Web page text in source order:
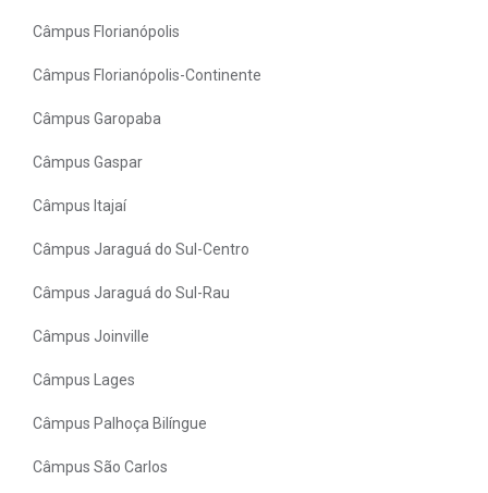
Câmpus Florianópolis
Câmpus Florianópolis-Continente
Câmpus Garopaba
Câmpus Gaspar
Câmpus Itajaí
Câmpus Jaraguá do Sul-Centro
Câmpus Jaraguá do Sul-Rau
Câmpus Joinville
Câmpus Lages
Câmpus Palhoça Bilíngue
Câmpus São Carlos